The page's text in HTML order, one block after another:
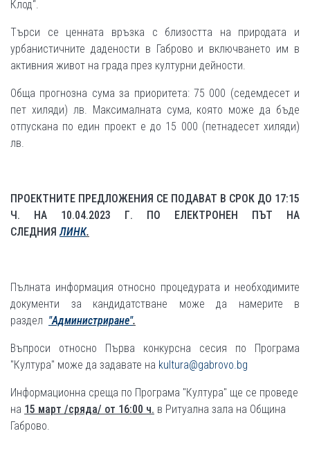
Клод“.
Търси се ценната връзка с близостта на природата и
урбанистичните дадености в Габрово и включването им в
активния живот на града през културни дейности.
Обща прогнозна сума за приоритета: 75 000 (седемдесет и
пет хиляди) лв. Максималната сума, която може да бъде
отпускана по един проект е до 15 000 (петнадесет хиляди)
лв.
ПРОЕКТНИТЕ ПРЕДЛОЖЕНИЯ СЕ ПОДАВАТ В СРОК ДО 17:15
Ч. НА 10.04.2023 Г. ПО ЕЛЕКТРОНЕН ПЪТ НА
СЛЕДНИЯЛИНК.
Пълната информация относно процедурата и необходимите
документи за кандидатстване може да намерите в
раздел "Администриране".
Въпроси относно Първа конкурсна сесия по Програма
"Култура" може да задавате на kultura@gabrovo.bg
Информационна среща по Програма "Култура" ще се проведе
на 15 март /сряда/ от 16:00 ч. в Ритуална зала на Община
Габрово.